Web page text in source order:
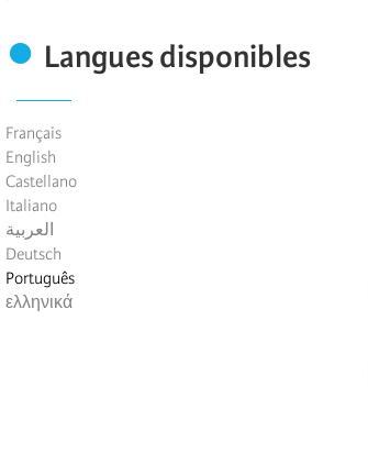
Langues disponibles
Français
English
Castellano
Italiano
العربية
Deutsch
Português
ελληνικά